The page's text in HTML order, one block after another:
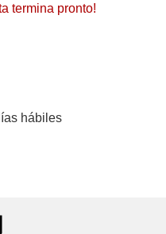
termina pronto!
hábiles